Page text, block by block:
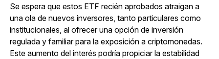
Se espera que estos ETF recién aprobados atraigan a
una ola de nuevos inversores, tanto particulares como
institucionales, al ofrecer una opción de inversión
regulada y familiar para la exposición a criptomonedas.
Este aumento del interés podría propiciar la estabilidad